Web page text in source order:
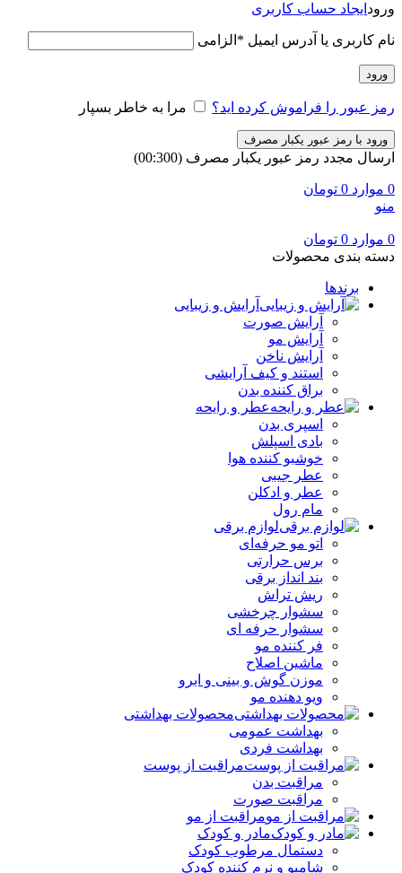
ورود ایجاد حساب کاربری
نام کاربری یا آدرس ایمیل * الزامی
ورود
رمز عبور را فراموش کرده اید؟ مرا به خاطر بسپار
ورود با رمز عبور یکبار مصرف
ارسال مجدد رمز عبور یکبار مصرف (00:
300
)
0 موارد 0 تومان
منو
0 موارد 0 تومان
دسته بندی محصولات
برندها
آرایش و زیبایی
آرایش صورت
آرایش مو
آرایش ناخن
استند و کیف آرایشی
براق کننده بدن
عطر و رایحه
اسپری بدن
بادی اسپلش
خوشبو کننده هوا
عطر جیبی
عطر و ادکلن
مام رول
لوازم برقی
اتو مو حرفه‌ای
برس حرارتی
بند انداز برقی
ریش تراش
سشوار چرخشی
سشوار حرفه ای
فر کننده‌ مو
ماشین اصلاح
موزن گوش و بینی و ابرو
ویو دهنده مو
محصولات بهداشتی
بهداشت عمومی
بهداشت فردی
مراقبت از پوست
مراقبت بدن
مراقبت صورت
مراقبت از مو
مادر و کودک
دستمال مرطوب کودک
شامپو و نرم کننده کودک